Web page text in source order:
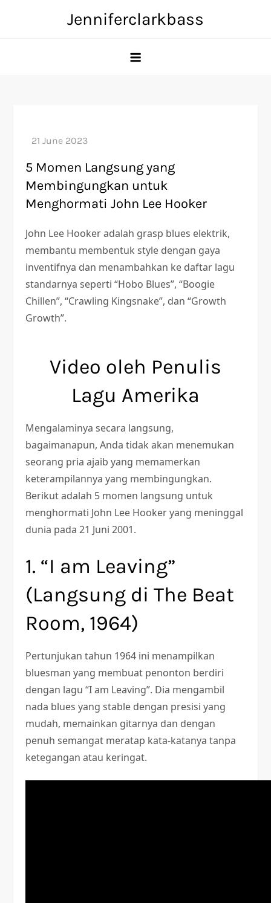
Jenniferclarkbass
5 Momen Langsung yang
Membingungkan untuk
Menghormati John Lee Hooker
John Lee Hooker adalah grasp blues elektrik,
membantu membentuk style dengan gaya
inventifnya dan menambahkan ke daftar lagu
standarnya seperti “Hobo Blues”, “Boogie
Chillen”, “Crawling Kingsnake”, dan “Growth
Growth”.
Video oleh Penulis
Lagu Amerika
Mengalaminya secara langsung,
bagaimanapun, Anda tidak akan menemukan
seorang pria ajaib yang memamerkan
keterampilannya yang membingungkan.
Berikut adalah 5 momen langsung untuk
menghormati John Lee Hooker yang meninggal
dunia pada 21 Juni 2001.
1. “I am Leaving”
(Langsung di The Beat
Room, 1964)
Pertunjukan tahun 1964 ini menampilkan
bluesman yang membuat penonton berdiri
dengan lagu “I am Leaving”. Dia mengambil
nada blues yang stable dengan presisi yang
mudah, memainkan gitarnya dan dengan
penuh semangat meratap kata-katanya tanpa
ketegangan atau keringat.